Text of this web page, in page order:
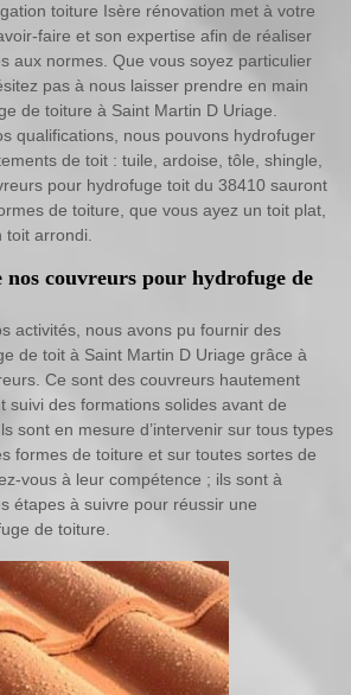
toiture Isère rénovation met à votre
faire et son expertise afin de réaliser
aux normes. Que vous soyez particulier
pas à nous laisser prendre en main
de toiture à Saint Martin D Uriage.
qualifications, nous pouvons hydrofuger
de toit : tuile, ardoise, tôle, shingle,
pour hydrofuge toit du 38410 sauront
de toiture, que vous ayez un toit plat,
arrondi.
nos couvreurs pour hydrofuge de
activités, nous avons pu fournir des
de toit à Saint Martin D Uriage grâce à
Ce sont des couvreurs hautement
suivi des formations solides avant de
sont en mesure d’intervenir sur tous types
formes de toiture et sur toutes sortes de
vous à leur compétence ; ils sont à
étapes à suivre pour réussir une
de toiture.